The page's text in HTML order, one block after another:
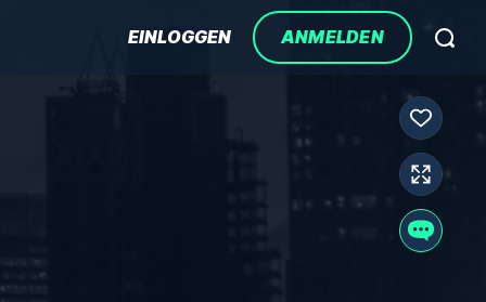
EINLOGGEN ANMELDEN